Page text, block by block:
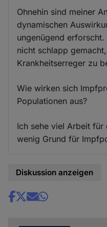
Ohnehin sind meiner
dynamischen
ungenügend
nicht schlapp
Krankheitserreger zu
Wie wirken sich
Populationen aus?
Ich sehe viel Arbeit für
wenig Grund für
Diskussion anzeigen
Share